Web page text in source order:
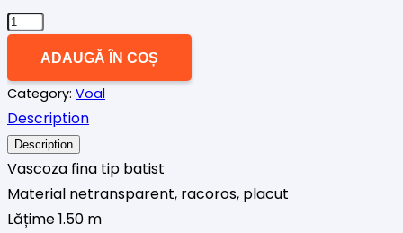
Cantitate
tip
batist
6
ADAUGĂ ÎN COȘ
Category: Voal
Description
Description
Vascoza fina tip batist
Material netransparent, racoros, placut
Lățime 1.50 m